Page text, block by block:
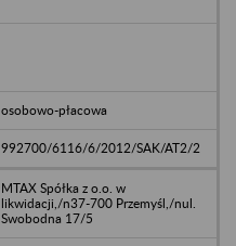
osobowo-płacowa
992700/6116/6/2012/SAK/AT2/2
MTAX Spółka z o.o. w
likwidacji,/n37-700 Przemyśl,/nul.
Swobodna 17/5